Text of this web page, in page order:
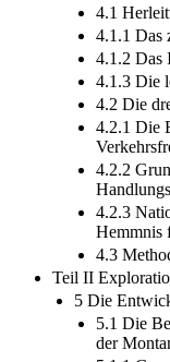
4.1
4.1.1 Das
4.1.2 Das
4.1.3 Die
4.2 Die
4.2.1 Die
4.2.2
4.2.3
Hemmnis
4.3
Teil II
5 Die
5.1 Die
der